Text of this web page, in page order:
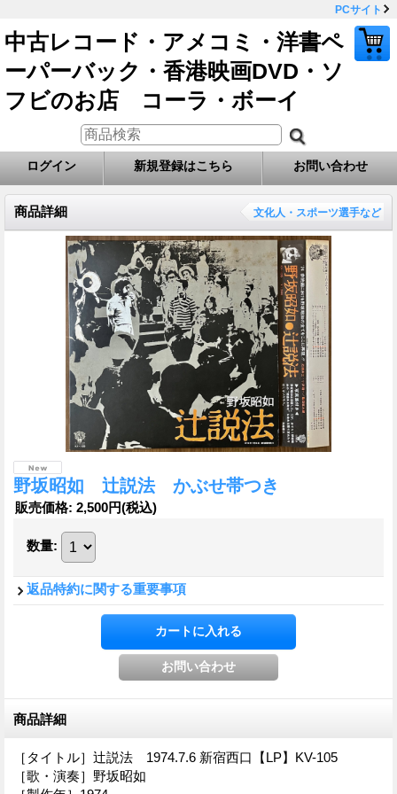
PCサイト
中古レコード・アメコミ・洋書ペ
ーパーバック・香港映画DVD・ソ
フビのお店 コーラ・ボーイ
ログイン 新規登録はこちら お問い合わせ
商品詳細 文化人・スポーツ選手など
野坂昭如 辻説法 かぶせ帯つき
販売価格: 2,500円(税込)
数量:
返品特約に関する重要事項
商品詳細
［タイトル］辻説法 1974.7.6 新宿西口【LP】KV-105
［歌・演奏］野坂昭如